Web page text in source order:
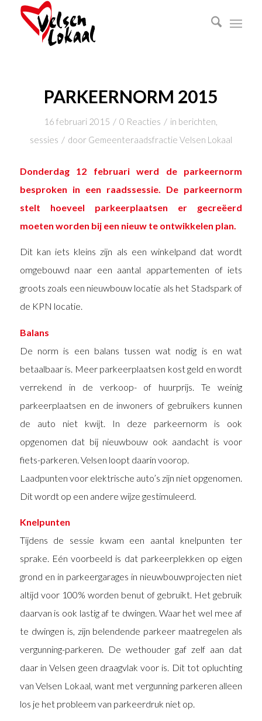
PARKEERNORM 2015
16 februari 2015 / 0 Reacties / in berichten,
sessies / door Gemeenteraadsfractie Velsen Lokaal
Donderdag 12 februari werd de parkeernorm
besproken in een raadssessie. De parkeernorm
stelt hoeveel parkeerplaatsen er gecreëerd
moeten worden bij een nieuw te ontwikkelen plan.
Dit kan iets kleins zijn als een winkelpand dat wordt
omgebouwd naar een aantal appartementen of iets
groots zoals een nieuwbouw locatie als het Stadspark of
de KPN locatie.
Balans
De norm is een balans tussen wat nodig is en wat
betaalbaar is. Meer parkeerplaatsen kost geld en wordt
verrekend in de verkoop- of huurprijs. Te weinig
parkeerplaatsen en de inwoners of gebruikers kunnen
de auto niet kwijt. In deze parkeernorm is ook
opgenomen dat bij nieuwbouw ook aandacht is voor
fiets-parkeren. Velsen loopt daarin voorop.
Laadpunten voor elektrische auto’s zijn niet opgenomen.
Dit wordt op een andere wijze gestimuleerd.
Knelpunten
Tijdens de sessie kwam een aantal knelpunten ter
sprake. Eén voorbeeld is dat parkeerplekken op eigen
grond en in parkeergarages in nieuwbouwprojecten niet
altijd voor 100% worden benut of gebruikt. Het gebruik
daarvan is ook lastig af te dwingen. Waar het wel mee af
te dwingen is, zijn belendende parkeer maatregelen als
vergunning-parkeren. De wethouder gaf zelf aan dat
daar in Velsen geen draagvlak voor is. Dit tot opluchting
van Velsen Lokaal, want met vergunning parkeren alleen
los je het probleem van parkeerdruk niet op.